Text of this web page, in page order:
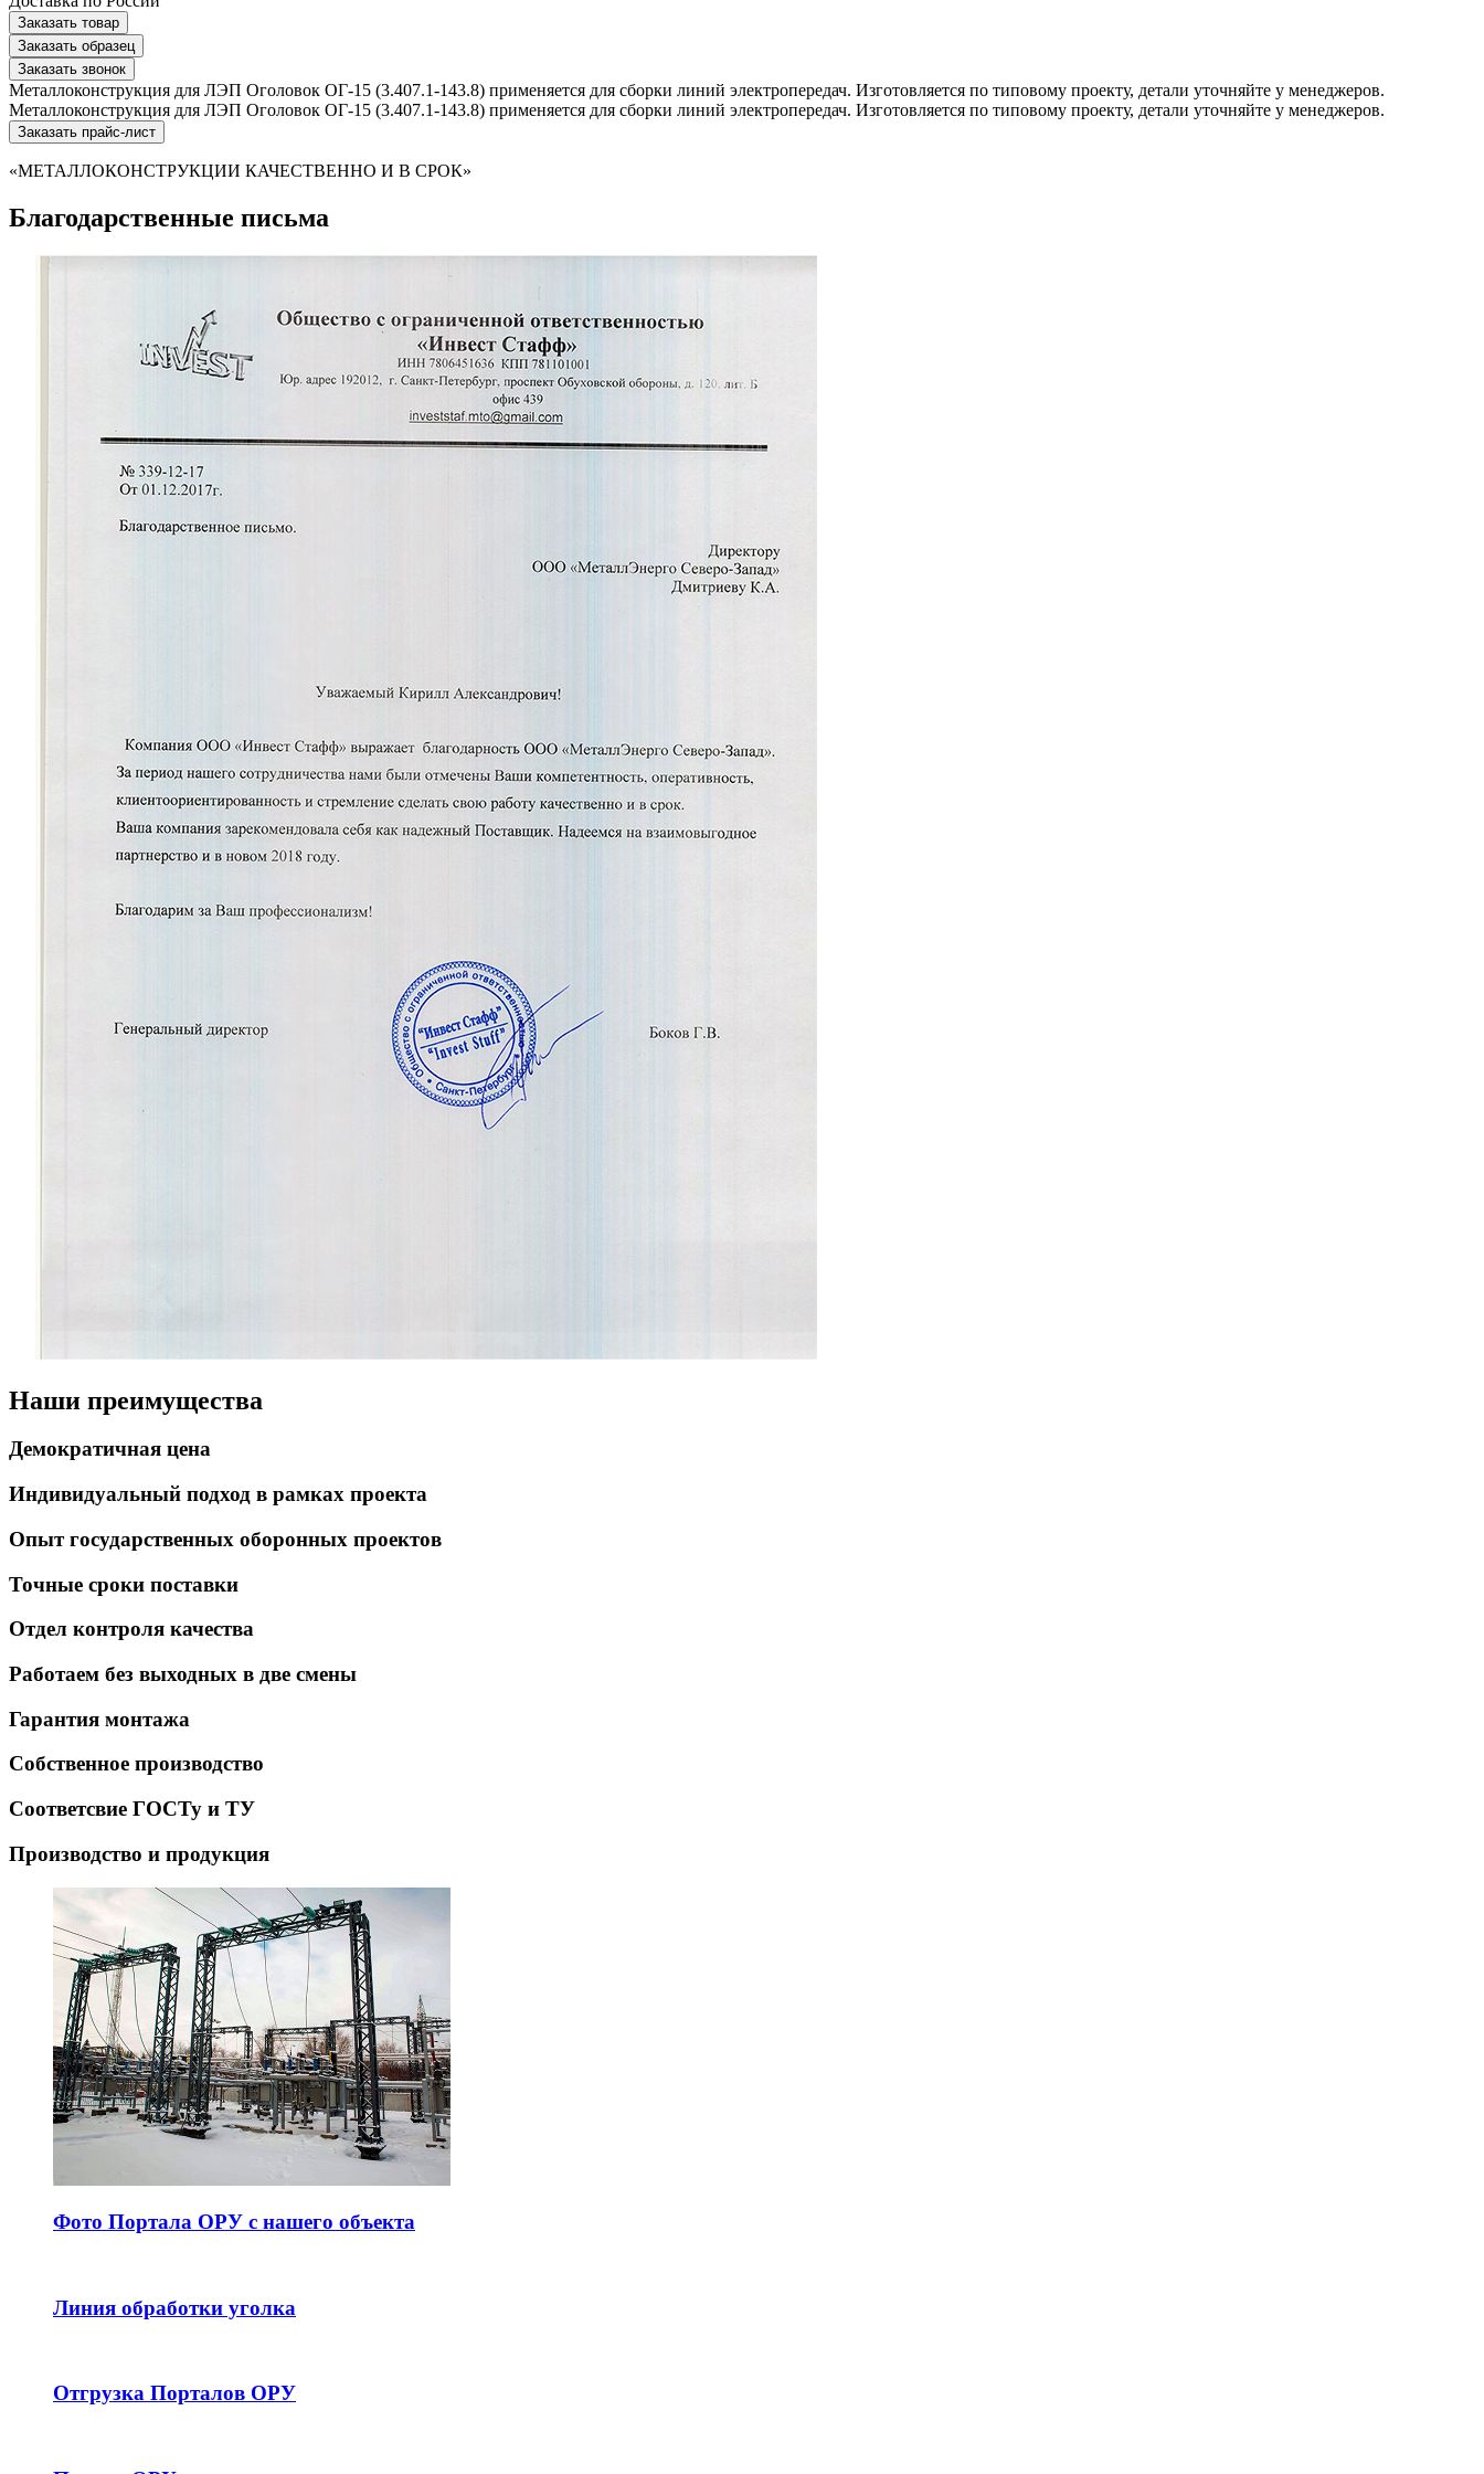
Заказать товар
Заказать образец
Заказать звонок
Металлоконструкция для ЛЭП Оголовок ОГ-15 (3.407.1-143.8) применяется для сборки линий электропередач. Изготовляется по типовому проекту, детали уточняйте у менеджеров.
Металлоконструкция для ЛЭП Оголовок ОГ-15 (3.407.1-143.8) применяется для сборки линий электропередач. Изготовляется по типовому проекту, детали уточняйте у менеджеров.
Заказать прайс-лист
«МЕТАЛЛОКОНСТРУКЦИИ КАЧЕСТВЕННО И В СРОК»
Благодарственные письма
Наши преимущества
Демократичная цена
Индивидуальный подход в рамках проекта
Опыт государственных оборонных проектов
Точные сроки поставки
Отдел контроля качества
Работаем без выходных в две смены
Гарантия монтажа
Собственное производство
Соответсвие ГОСТу и ТУ
Производство и продукция
Фото Портала ОРУ с нашего объекта
Линия обработки уголка
Отгрузка Порталов ОРУ